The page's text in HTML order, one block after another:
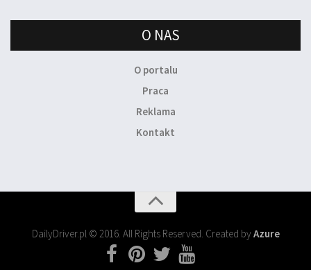
O NAS
O portalu
Praca
Reklama
Kontakt
DailyDriver.pl © 2016. All Rights Reserved. Created byAzure